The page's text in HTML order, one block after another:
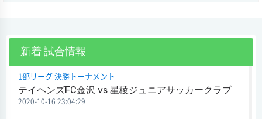
新着 試合情報
1部リーグ 決勝トーナメント
テイヘンズFC金沢 vs 星稜ジュニアサッカークラブ
2020-10-16 23:04:29